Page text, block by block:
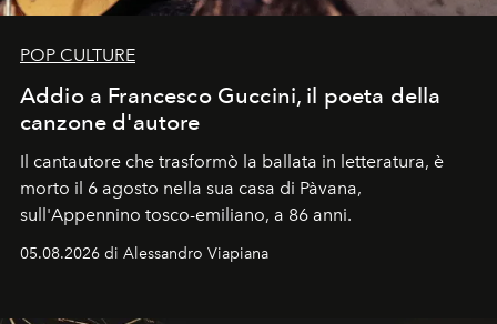
POP CULTURE
Addio a Francesco Guccini, il poeta della
canzone d'autore
Il cantautore che trasformò la ballata in letteratura, è
morto il 6 agosto nella sua casa di Pàvana,
sull'Appennino tosco-emiliano, a 86 anni.
05.08.2026 di Alessandro Viapiana